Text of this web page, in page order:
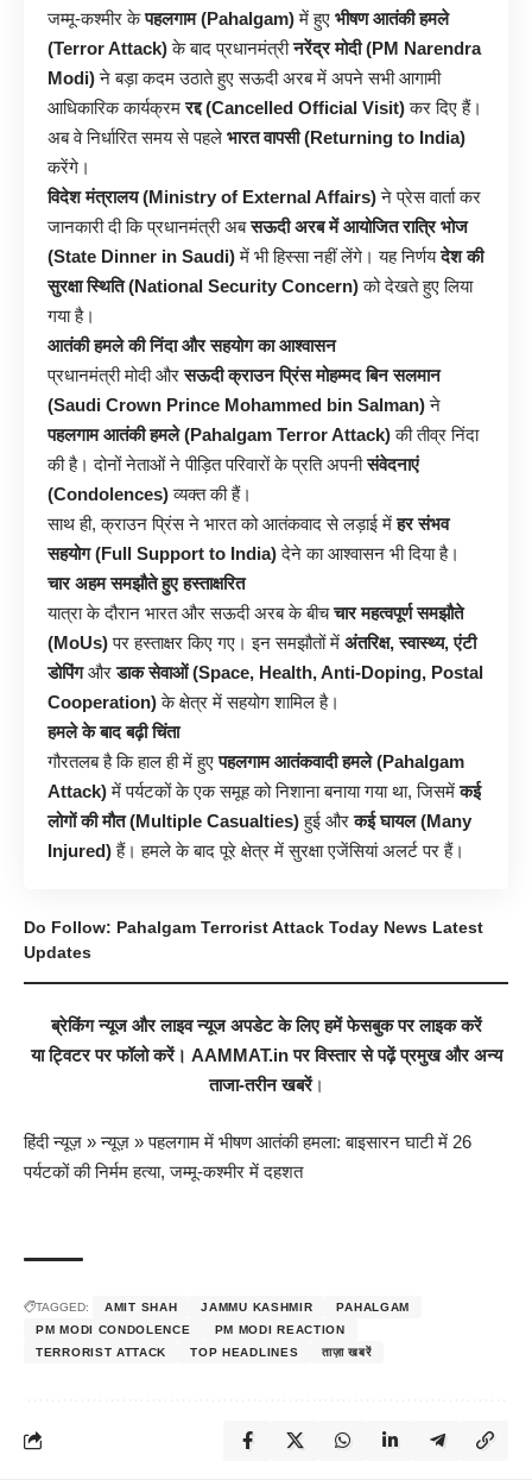
जम्मू-कश्मीर केपहलगाम (Pahalgam)में हुए भीषण आतंकी हमले
(Terror Attack)के बाद प्रधानमंत्रीनरेंद्र मोदी (PM Narendra
Modi)ने बड़ा कदम उठाते हुए सऊदी अरब में अपने सभी आगामी
आधिकारिक कार्यक्रमरद्द (Cancelled Official Visit)कर दिए हैं।
अब वे निर्धारित समय से पहले भारत वापसी (Returning to India)
करेंगे।
विदेश मंत्रालय (Ministry of External Affairs)ने प्रेस वार्ता कर
जानकारी दी कि प्रधानमंत्री अबसऊदी अरब में आयोजित रात्रि भोज
(State Dinner in Saudi)में भी हिस्सा नहीं लेंगे। यह निर्णयदेश की
सुरक्षा स्थिति (National Security Concern)को देखते हुए लिया
गया है।
आतंकी हमले की निंदा और सहयोग का आश्वासन
प्रधानमंत्री मोदी औरसऊदी क्राउन प्रिंस मोहम्मद बिन सलमान
(Saudi Crown Prince Mohammed bin Salman)ने
पहलगाम आतंकी हमले (Pahalgam Terror Attack)की तीव्र निंदा
की है। दोनों नेताओं ने पीड़ित परिवारों के प्रति अपनीसंवेदनाएं
(Condolences)व्यक्त की हैं।
साथ ही, क्राउन प्रिंस ने भारत को आतंकवाद से लड़ाई मेंहर संभव
सहयोग (Full Support to India)देने का आश्वासन भी दिया है।
चार अहम समझौते हुए हस्ताक्षरित
यात्रा के दौरान भारत और सऊदी अरब के बीचचार महत्वपूर्ण समझौते
(MoUs)पर हस्ताक्षर किए गए। इन समझौतों में अंतरिक्ष, स्वास्थ्य, एंटी
डोपिंगऔरडाक सेवाओं (Space, Health, Anti-Doping, Postal
Cooperation)के क्षेत्र में सहयोग शामिल है।
हमले के बाद बढ़ी चिंता
गौरतलब है कि हाल ही में हुएपहलगाम आतंकवादी हमले (Pahalgam
Attack)में पर्यटकों के एक समूह को निशाना बनाया गया था, जिसमेंकई
लोगों की मौत (Multiple Casualties)हुई औरकई घायल (Many
Injured)हैं। हमले के बाद पूरे क्षेत्र में सुरक्षा एजेंसियां अलर्ट पर हैं।
Do Follow: Pahalgam Terrorist Attack Today News Latest
Updates
ब्रेकिंग न्यूजऔरलाइव न्यूजअपडेट के लिए हमेंफेसबुकपर लाइक करें
याट्विटरपर फॉलो करें। AAMMAT.inपर विस्तार से पढ़ेंप्रमुखऔर अन्य
ताजा-तरीन खबरें।
हिंदी न्यूज़ »न्यूज़ »पहलगाम में भीषण आतंकी हमला: बाइसारन घाटी में 26
पर्यटकों की निर्मम हत्या, जम्मू-कश्मीर में दहशत
TAGGED: AMIT SHAH JAMMU KASHMIR
PAHALGAM
PM MODI CONDOLENCE
PM MODI REACTION
TERRORIST ATTACK
TOP HEADLINES ताज़ा खबरें